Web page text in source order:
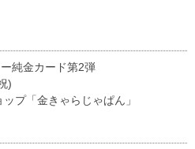
純金カード第2弾
)
プ「金きゃらじゃぱん」